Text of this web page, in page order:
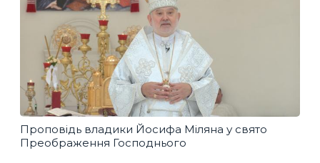
Проповідь владики Йосифа Міляна у свято
Преображення Господнього